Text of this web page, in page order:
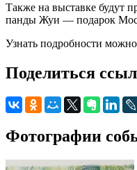
Также на выставке будут
панды Жуи — подарок
Узнать подробности
Поделиться
Фотографии